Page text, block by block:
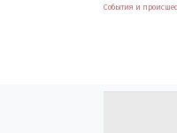
События и